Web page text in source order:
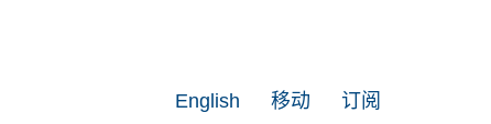
订阅
移动
English